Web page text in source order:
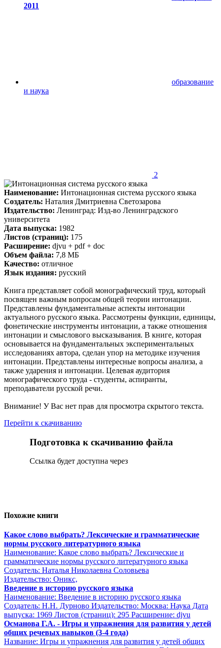
2011
образование
и наука
2
Наименование: Интонационная система русского языка
Создатель: Наталия Дмитриевна Светозарова
Издательство: Ленинград: Изд-во Ленинградского
университета
Дата выпуска: 1982
Листов (страниц): 175
Расширение: djvu + pdf + doc
Объем файла: 7,8 МБ
Качество: отличное
Язык издания: русский
Книга представляет собой монографический труд, который
посвящен важным вопросам общей теории интонации.
Представлены фундаментальные аспекты интонации
актуального русского языка. Рассмотрены функции, единицы,
фонетические инструменты интонации, а также отношения
интонации и смыслового высказывания. В книге, которая
основывается на фундаментальных экспериментальных
исследованиях автора, сделан упор на методике изучения
интонации. Представлены интересные вопросы анализа, а
также ударения и интонации. Целевая аудитория
монографического труда - студенты, аспиранты,
преподаватели русской речи.
Внимание! У Вас нет прав для просмотра скрытого текста.
Перейти к скачиванию
Подготовка к скачиванию файла
Сcылка будет доступна через
Похожие книги
Какое слово выбрать? Лексические и грамматические
нормы русского литературного языка
Наименование: Какое слово выбрать? Лексические и
грамматические нормы русского литературного языка
Создатель: Наталья Николаевна Соловьева
Издательство: Оникс,
Введение в историю русского языка
Наименование: Введение в историю русского языка
Создатель: Н.Н. Дурново Издательство: Москва: Наука Дата
выпуска: 1969 Листов (страниц): 295 Расширение: djvu
Османова Г.А. - Игры и упражнения для развития у детей
общих речевых навыков (3-4 года)
Название: Игры и упражнения для развития у детей общих